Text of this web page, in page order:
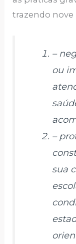
trazendo nove
–
ou
–
sua